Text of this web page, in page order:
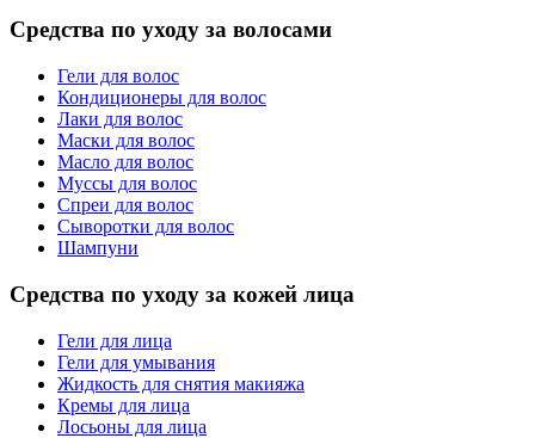
Средства по уходу за волосами
Гели для волос
Кондиционеры для волос
Лаки для волос
Маски для волос
Масло для волос
Муссы для волос
Спреи для волос
Сыворотки для волос
Шампуни
Средства по уходу за кожей лица
Гели для лица
Гели для умывания
Жидкость для снятия макияжа
Кремы для лица
Лосьоны для лица